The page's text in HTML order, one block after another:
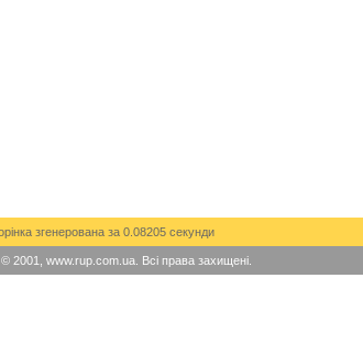
згенерована за 0.08205 секунди
2001, www.rup.com.ua. Всі права захищені.